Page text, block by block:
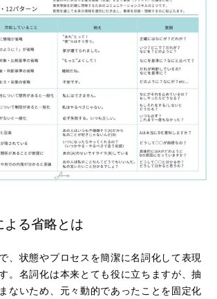
よる省略とは
、状態やプロセスを簡潔に名詞化して表現
。名詞化は本来とても役に立ちますが、抽
ないため、元々動的であったことを固定化